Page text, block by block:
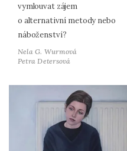
vymlouvat zájem
o alternativní metody nebo
náboženství?
Nela G. Wurmová
Petra Detersová